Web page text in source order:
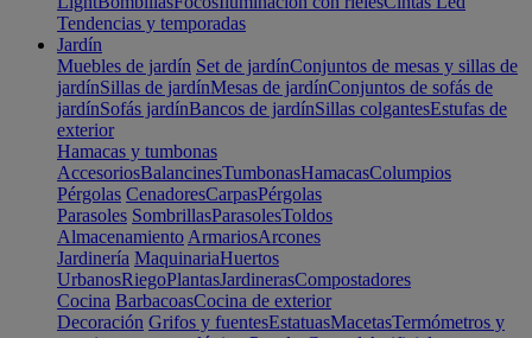
Tendencias y temporadas
Jardín
Muebles de jardín Set de jardínConjuntos de mesas y sillas de
jardínSillas de jardínMesas de jardínConjuntos de sofás de
jardínSofás jardínBancos de jardínSillas colgantesEstufas de
exterior
Hamacas y tumbonas
AccesoriosBalancinesTumbonasHamacasColumpios
Pérgolas CenadoresCarpasPérgolas
Parasoles SombrillasParasolesToldos
Almacenamiento ArmariosArcones
Jardinería MaquinariaHuertos
UrbanosRiegoPlantasJardinerasCompostadores
Cocina BarbacoasCocina de exterior
Decoración Grifos y fuentesEstatuasMacetasTermómetros y